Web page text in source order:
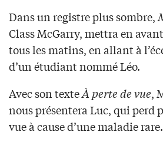
Dans un registre plus sombre,
Class McGarry, mettra en
tous les matins, en allant à
d’un étudiant nommé Léo.
Avec son texteÀ perte de vue,
nous présentera Luc, qui perd
vue à cause d’une maladie rare.